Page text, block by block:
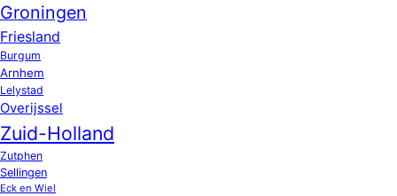
Groningen
Friesland
Burgum
Arnhem
Lelystad
Overijssel
Zuid-Holland
Zutphen
Sellingen
Eck en Wiel